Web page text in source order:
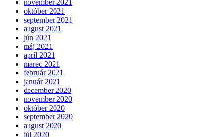
november 2021
október 2021
september 2021
august 2021
jún 2021
máj 2021
apríl 2021
marec 2021
február 2021
január 2021
december 2020
november 2020
október 2020
september 2020
august 2020
júl 2020